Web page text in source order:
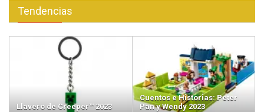
Tendencias
Llavero de Creeper™ 2023
Cuentos e Historias: Peter
Pan y Wendy 2023